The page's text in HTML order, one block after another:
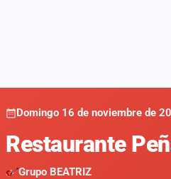
Domingo 16 de noviembre de
Restaurante
Grupo BEATRIZ